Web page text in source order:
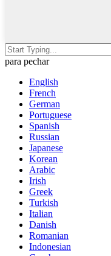
para pechar
English
French
German
Portuguese
Spanish
Russian
Japanese
Korean
Arabic
Irish
Greek
Turkish
Italian
Danish
Romanian
Indonesian